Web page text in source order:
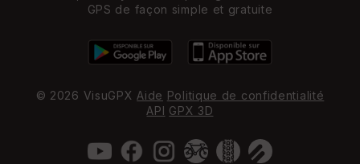
GPS de façon simple et gratuite
© 2026 VisuGPX Aide Politique de confidentialité
API GPX 3D